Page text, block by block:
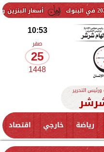
أسعار البنزين والسولار
10:53
صفر
25
1448
التحرير
رياضة خارجي اقتصاد